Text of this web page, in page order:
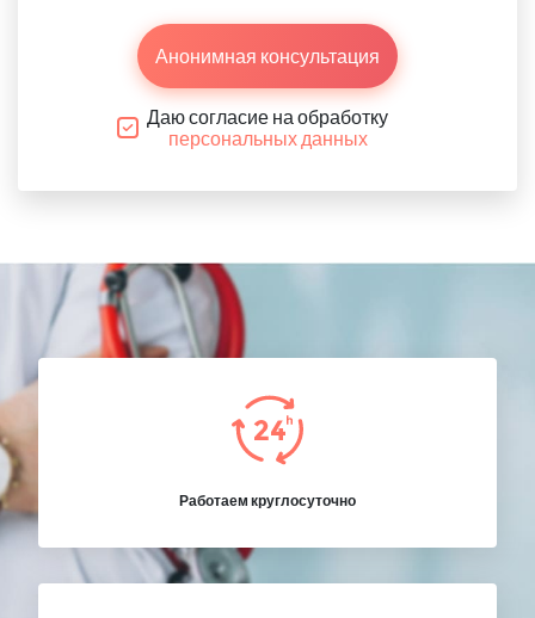
Анонимная консультация
Даю согласие на обработку
персональных данных
Работаем круглосуточно